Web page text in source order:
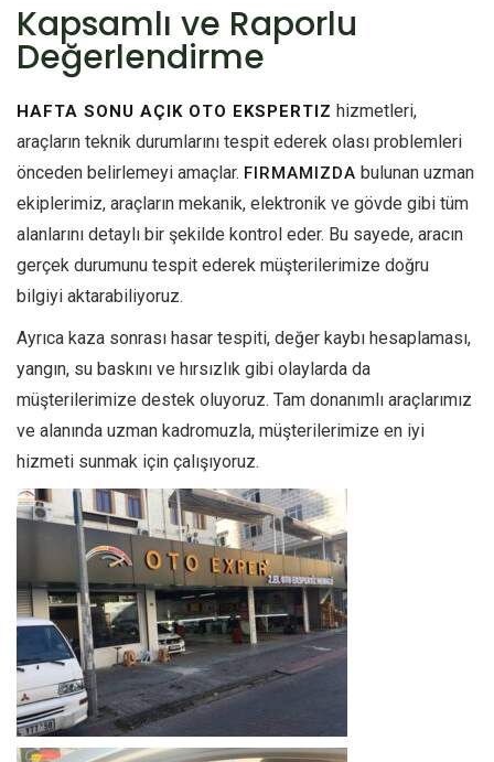
Kapsamlı ve Raporlu
Değerlendirme
HAFTA SONU AÇIK OTO EKSPERTIZ hizmetleri,
araçların teknik durumlarını tespit ederek olası problemleri
önceden belirlemeyi amaçlar. FIRMAMIZDA bulunan uzman
ekiplerimiz, araçların mekanik, elektronik ve gövde gibi tüm
alanlarını detaylı bir şekilde kontrol eder. Bu sayede, aracın
gerçek durumunu tespit ederek müşterilerimize doğru
bilgiyi aktarabiliyoruz.
Ayrıca kaza sonrası hasar tespiti, değer kaybı hesaplaması,
yangın, su baskını ve hırsızlık gibi olaylarda da
müşterilerimize destek oluyoruz. Tam donanımlı araçlarımız
ve alanında uzman kadromuzla, müşterilerimize en iyi
hizmeti sunmak için çalışıyoruz.